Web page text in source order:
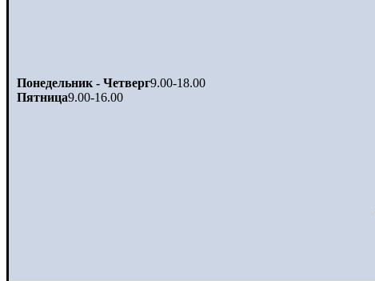
Понедельник - Четверг9.00-18.00
Пятница9.00-16.00